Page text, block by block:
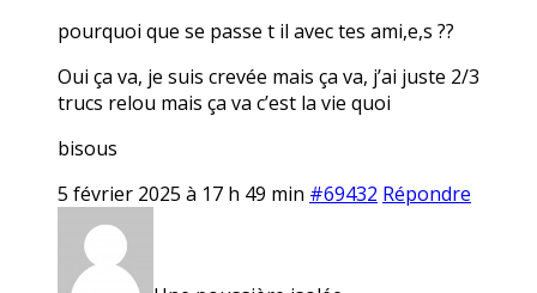
pourquoi que se passe t il avec tes ami,e,s ??
Oui ça va, je suis crevée mais ça va, j’ai juste 2/3
trucs relou mais ça va c’est la vie quoi
bisous
5 février 2025 à 17 h 49 min #69432 Répondre